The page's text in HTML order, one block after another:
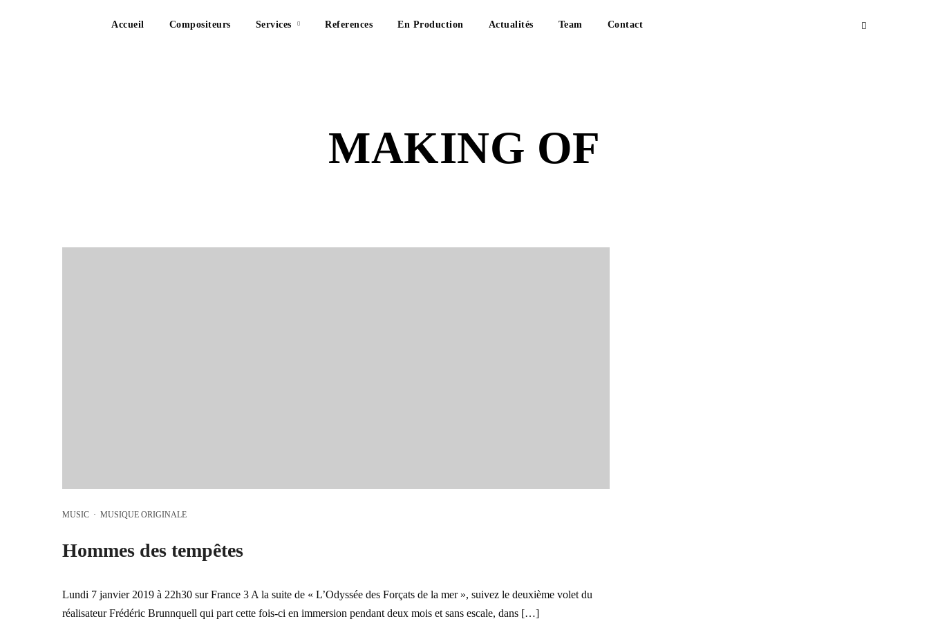
Accueil Compositeurs Services References En Production Actualités Team Contact
MAKING OF
MUSIC · MUSIQUE ORIGINALE
Hommes des tempêtes
Lundi 7 janvier 2019 à 22h30 sur France 3 A la suite de « L’Odyssée des Forçats de la mer », suivez le deuxième volet du
réalisateur Frédéric Brunnquell qui part cette fois-ci en immersion pendant deux mois et sans escale, dans […]